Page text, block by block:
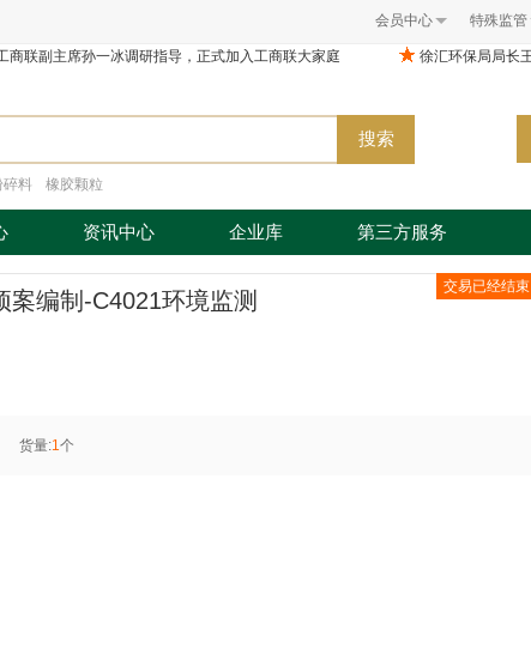
特殊监管
会员中心
搜索
碎料 橡胶颗粒
资讯中心 企业库 第三方服务
案编制-C4021环境监测
交易已经结束
货量:1个